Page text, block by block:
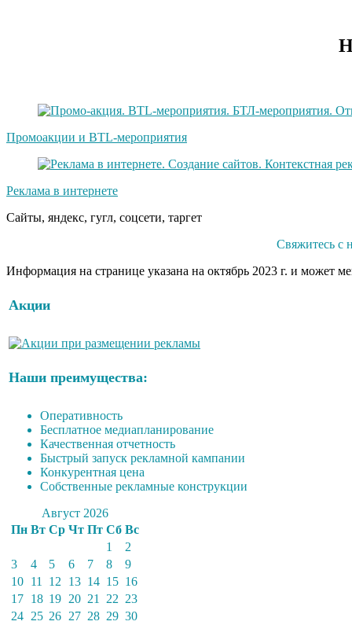
Промоакции и BTL-мероприятия
Реклама в интернете
Сайты, яндекс, гугл, соцсети, таргет
Свяжитесь с
Информация на странице указана на октябрь 2023 г. и может
Акции
Наши преимущества:
Оперативность
Бесплатное медиапланирование
Качественная отчетность
Быстрый запуск рекламной кампании
Конкурентная цена
Собственные рекламные конструкции
Август 2026
Пн Вт Ср Чт Пт Сб Вс
1
2
3
4 5 6 7 8
9
10 11 12 13 14 15 16
17 18 19 20 21 22 23
24 25 26 27 28 29 30